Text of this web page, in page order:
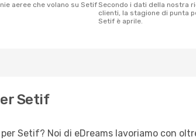
aeree che volano su SetifSecondo i dati della nostra ricerca
clienti, la stagione di punta
Setif è aprile.
Setif
Setif? Noi di eDreams lavoriamo con